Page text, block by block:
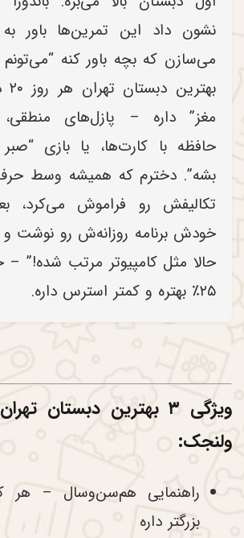
نشون داد این تمرین‌ها باور به
می‌سازن که بچه باور کنه “می‌تونم
مغز” داره – پازل‌های
حافظه با کارت‌ها، یا بازی
بشه”. دخترم که همیشه وسط
تکالیفش رو فراموش می‌کرد،
خودش برنامه روزانه‌ش رو نوشت
حالا مثل کامپیوتر مرتب شده!” –
۲۵٪ بهتره و کمتر استرس داره.
ویژگی ۳ بهترین دبستان
ولنجک:
راهنمایی هم‌سن‌وسال – هر
بزرگتر داره